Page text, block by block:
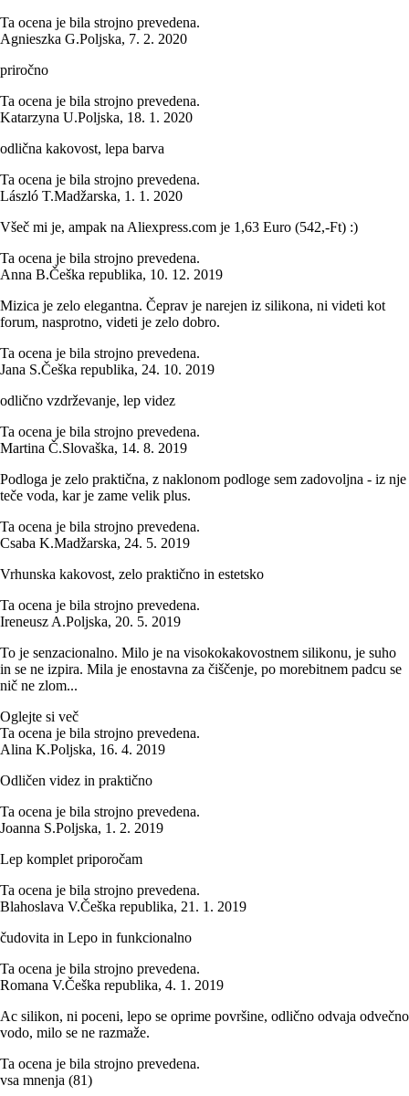
Ta ocena je bila strojno prevedena.
Agnieszka G.Poljska, 7. 2. 2020
priročno
Ta ocena je bila strojno prevedena.
Katarzyna U.Poljska, 18. 1. 2020
odlična kakovost, lepa barva
Ta ocena je bila strojno prevedena.
László T.Madžarska, 1. 1. 2020
Všeč mi je, ampak na Aliexpress.com je 1,63 Euro (542,-Ft) :)
Ta ocena je bila strojno prevedena.
Anna B.Češka republika, 10. 12. 2019
Mizica je zelo elegantna. Čeprav je narejen iz silikona, ni videti kot
forum, nasprotno, videti je zelo dobro.
Ta ocena je bila strojno prevedena.
Jana S.Češka republika, 24. 10. 2019
odlično vzdrževanje, lep videz
Ta ocena je bila strojno prevedena.
Martina Č.Slovaška, 14. 8. 2019
Podloga je zelo praktična, z naklonom podloge sem zadovoljna - iz nje
teče voda, kar je zame velik plus.
Ta ocena je bila strojno prevedena.
Csaba K.Madžarska, 24. 5. 2019
Vrhunska kakovost, zelo praktično in estetsko
Ta ocena je bila strojno prevedena.
Ireneusz A.Poljska, 20. 5. 2019
To je senzacionalno. Milo je na visokokakovostnem silikonu, je suho
in se ne izpira. Mila je enostavna za čiščenje, po morebitnem padcu se
nič ne zlom...
Oglejte si več
Ta ocena je bila strojno prevedena.
Alina K.Poljska, 16. 4. 2019
Odličen videz in praktično
Ta ocena je bila strojno prevedena.
Joanna S.Poljska, 1. 2. 2019
Lep komplet priporočam
Ta ocena je bila strojno prevedena.
Blahoslava V.Češka republika, 21. 1. 2019
čudovita in Lepo in funkcionalno
Ta ocena je bila strojno prevedena.
Romana V.Češka republika, 4. 1. 2019
Ac silikon, ni poceni, lepo se oprime površine, odlično odvaja odvečno
vodo, milo se ne razmaže.
Ta ocena je bila strojno prevedena.
vsa mnenja (81)